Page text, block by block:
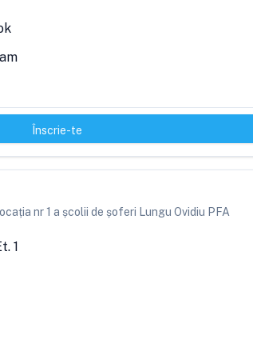
Înscrie-te
nr 1 a școlii de șoferi Lungu Ovidiu PFA
1